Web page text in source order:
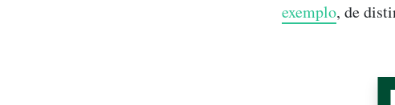
exemplo, de